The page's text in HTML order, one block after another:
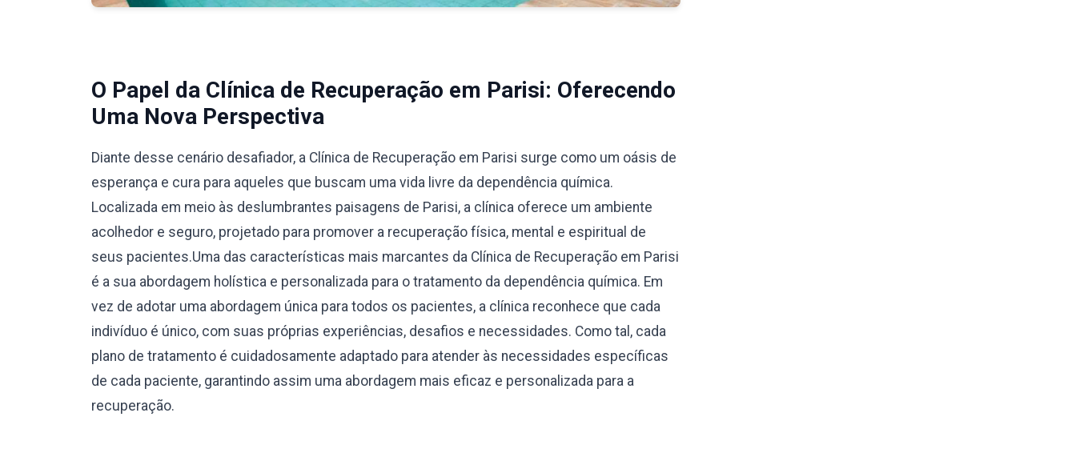
O Papel da Clínica de Recuperação em Parisi: Oferecendo
Uma Nova Perspectiva
Diante desse cenário desafiador, a Clínica de Recuperação em Parisi surge como um oásis de
esperança e cura para aqueles que buscam uma vida livre da dependência química.
Localizada em meio às deslumbrantes paisagens de Parisi, a clínica oferece um ambiente
acolhedor e seguro, projetado para promover a recuperação física, mental e espiritual de
seus pacientes.Uma das características mais marcantes da Clínica de Recuperação em Parisi
é a sua abordagem holística e personalizada para o tratamento da dependência química. Em
vez de adotar uma abordagem única para todos os pacientes, a clínica reconhece que cada
indivíduo é único, com suas próprias experiências, desafios e necessidades. Como tal, cada
plano de tratamento é cuidadosamente adaptado para atender às necessidades específicas
de cada paciente, garantindo assim uma abordagem mais eficaz e personalizada para a
recuperação.